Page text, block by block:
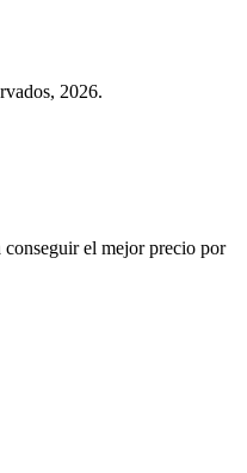
2026.
conseguir el mejor precio por